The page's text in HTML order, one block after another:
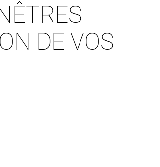
DE VOS